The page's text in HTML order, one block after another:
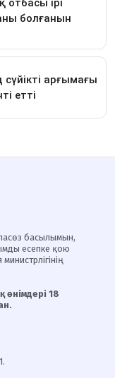
басылымын,
есепке қою
өнімдері 18